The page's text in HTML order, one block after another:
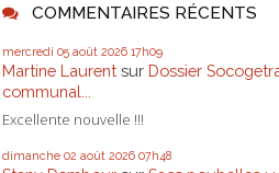
COMMENTAIRES RÉCENTS
mercredi 05 août 2026 17h09
Martine Laurent sur Dossier
communal...
Excellente nouvelle !!!
dimanche 02 août 2026 07h48